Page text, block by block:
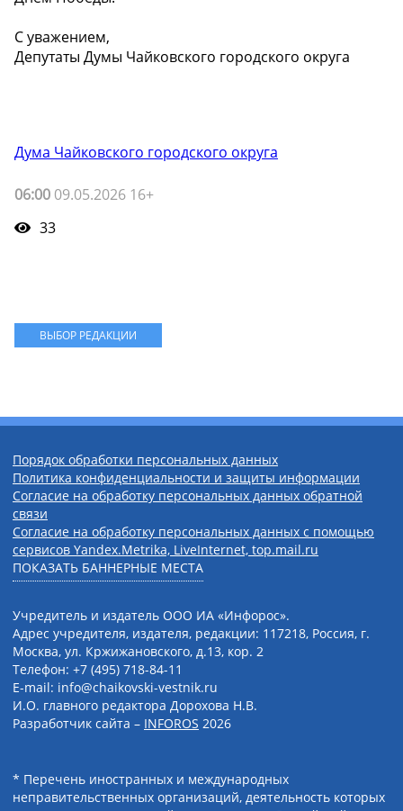
С уважением,
Депутаты Думы Чайковского городского округа
Дума Чайковского городского округа
06:00 09.05.2026 16+
33
ВЫБОР РЕДАКЦИИ
Порядок обработки персональных данных
Политика конфиденциальности и защиты информации
Согласие на обработку персональных данных обратной
связи
Согласие на обработку персональных данных с помощью
сервисов Yandex.Metrika, LiveInternet, top.mail.ru
ПОКАЗАТЬ БАННЕРНЫЕ МЕСТА
Учредитель и издатель ООО ИА «Инфорос».
Адрес учредителя, издателя, редакции: 117218, Россия, г.
Москва, ул. Кржижановского, д.13, кор. 2
Телефон: +7 (495) 718-84-11
E-mail: info@chaikovski-vestnik.ru
И.О. главного редактора Дорохова Н.В.
Разработчик сайта – INFOROS 2026
* Перечень иностранных и международных
неправительственных организаций, деятельность которых